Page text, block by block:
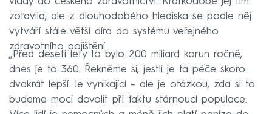
zotavila, ale z dlouhodobého hlediska se podle něj
vytváří stále větší díra do systému veřejného
zdravotního pojištění.
„Před deseti lety to bylo 200 miliard korun ročně,
dnes je to 360. Řekněme si, jestli je ta péče skoro
dvakrát lepší. Je vynikající – ale je otázkou, zda si to
budeme moci dovolit při faktu stárnoucí populace.